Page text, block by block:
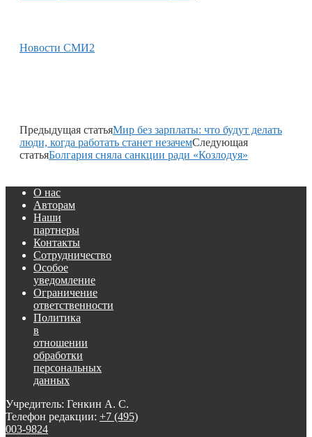
Новости СМИ2
Предыдущая статьяМир без зарплаты: что будут делать
люди, когда работать станет незачемСледующая
статьяБолгария сняла санкции ради «Козлодуя»
О нас
Авторам
Наши
партнеры
Контакты
Сотрудничество
Особое
уведомление
Ограничение
ответственности
Политика
в
отношении
обработки
персональных
данных
Учредитель: Генкин А. С.
Телефон редакции: +7 (495)
003-9824